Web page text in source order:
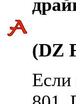
(DZ
Если